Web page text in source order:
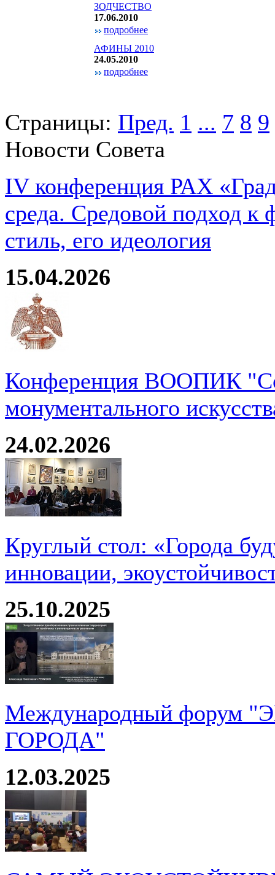
ЗОДЧЕСТВО
17.06.2010
подробнее
АФИНЫ 2010
24.05.2010
подробнее
Страницы: Пред. 1 ... 7 8 9
Новости Совета
IV конференция РАХ
среда. Средовой подход
стиль, его идеология
15.04.2026
Конференция ВООПИК
монументального
24.02.2026
Круглый стол: «Города
инновации,
25.10.2025
Международный
ГОРОДА"
12.03.2025